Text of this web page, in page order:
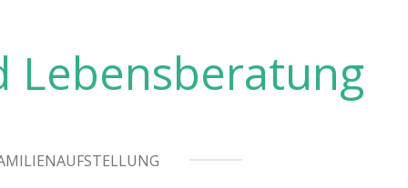
Lebensberatung